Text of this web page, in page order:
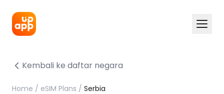
Kembali ke daftar negara
Home / eSIM Plans / Serbia